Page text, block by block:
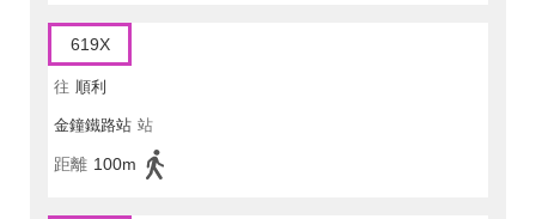
619X
往 順利
金鐘鐵路站 站
距離 100m